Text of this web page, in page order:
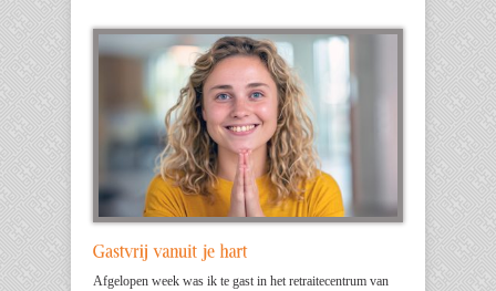
Afgelopen week was ik te gast in het retraitecentrum van